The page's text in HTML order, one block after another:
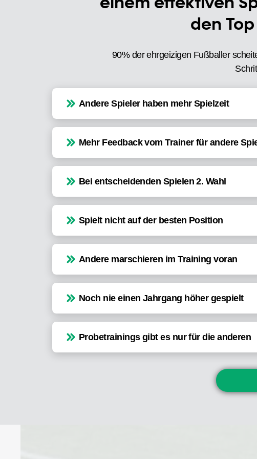
den
90% der ehrgeizigen Fußballer
Andere Spieler haben mehr Spielzeit
Mehr Feedback vom Trainer für andere
Bei entscheidenden Spielen 2. Wahl
Spielt nicht auf der besten Position
Andere marschieren im Training voran
Noch nie einen Jahrgang höher gespielt
Probetrainings gibt es nur für die anderen